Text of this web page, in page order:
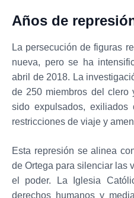
Años de
La persecución de figuras
nueva, pero se ha
abril de 2018. La
de 250 miembros del clero
sido expulsados,
restricciones de viaje y
Esta represión se alinea
de Ortega para silenciar las
el poder. La Iglesia
derechos humanos y